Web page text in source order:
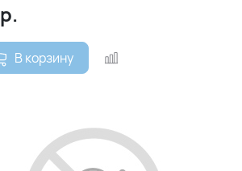
р.
В корзину